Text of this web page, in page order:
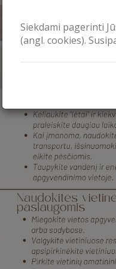
Siekdami pagerinti
(angl. cookies).